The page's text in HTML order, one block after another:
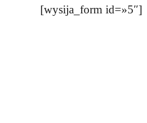
[wysija_form id=»5″]